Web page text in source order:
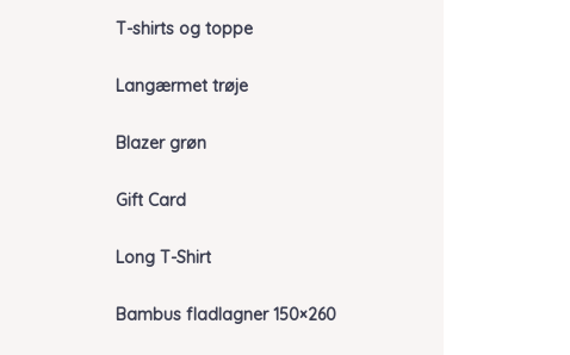
T-shirts og toppe
Langærmet trøje
Blazer grøn
Gift Card
Long T-Shirt
Bambus fladlagner 150×260